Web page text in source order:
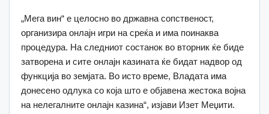
„Мега вин“ е целосно во државна сопственост,
организира онлајн игри на среќа и има поинаква
процедура. На следниот состанок во вторник ќе биде
затворена и сите онлајн казината ќе бидат надвор од
функција во земјата. Во исто време, Владата има
донесено одлука со која што е објавена жестока војна
на нелегалните онлајн казина“, изјави Изет Меџити.